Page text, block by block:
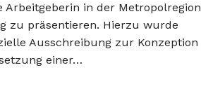
Arbeitgeberin in der Metropolregion
zu präsentieren. Hierzu wurde
Ausschreibung zur Konzeption
einer…